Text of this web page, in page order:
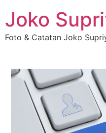
Joko
Foto & Catatan Joko